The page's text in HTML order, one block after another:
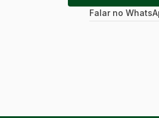
Falar no